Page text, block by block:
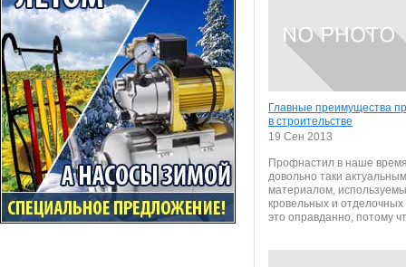
Главные преимущества
в строительстве
19 Сен 2013
Профнастил в наше
довольно таки актуальным
материалом,
кровельных и
это оправданно, потому